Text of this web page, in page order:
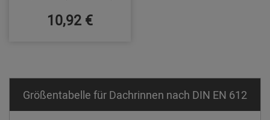
10,92 €
Größentabelle für Dachrinnen nach DIN EN 612